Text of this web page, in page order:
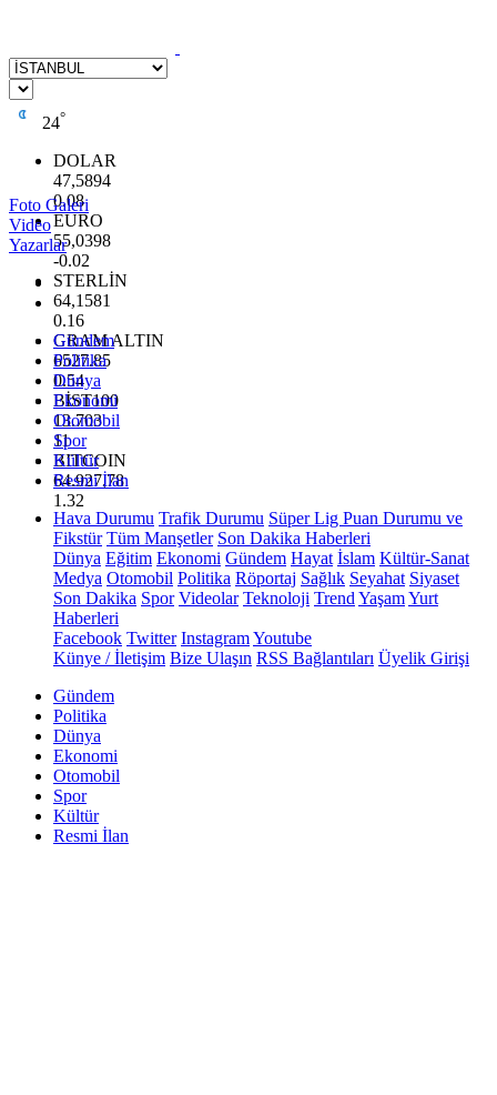
24°
DOLAR
47,5894
0.08
EURO
55,0398
-0.02
STERLİN
64,1581
0.16
GRAM ALTIN
6527.85
0.54
BİST100
13.703
11
BITCOIN
64.927,78
1.32
Foto Galeri
Video
Yazarlar
Gündem
Politika
Dünya
Ekonomi
Otomobil
Spor
Kültür
Resmi İlan
Hava Durumu Trafik Durumu Süper Lig Puan Durumu ve
Fikstür Tüm Manşetler Son Dakika Haberleri
Dünya Eğitim Ekonomi Gündem Hayat İslam Kültür-Sanat
Medya Otomobil Politika Röportaj Sağlık Seyahat Siyaset
Son Dakika Spor Videolar Teknoloji Trend YaşamYurt
Haberleri
Facebook Twitter InstagramYoutube
Künye / İletişim Bize Ulaşın RSS Bağlantıları Üyelik Girişi
Gündem
Politika
Dünya
Ekonomi
Otomobil
Spor
Kültür
Resmi İlan